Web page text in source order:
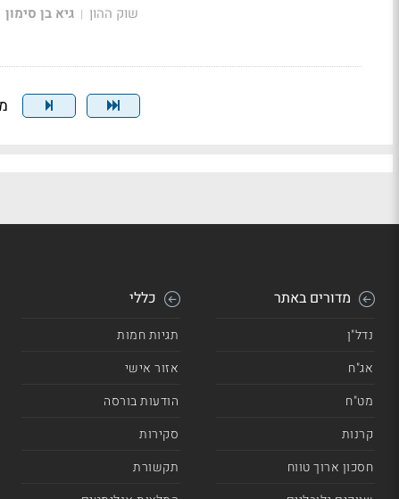
שוק ההון | גיא בן סימון
מדורים באתר
נדל"ן
אג"ח
מט"ח
קרנות
חסכון ארוך טווח
כללי
תגיות חמות
אזור אישי
הודעות בורסה
סקירות
תקשורת